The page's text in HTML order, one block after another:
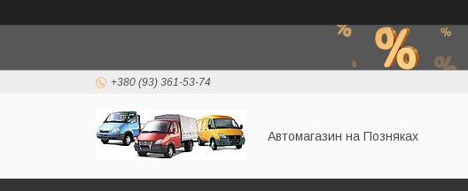
+380 (93) 361-53-74
Автомагазин на Позняках